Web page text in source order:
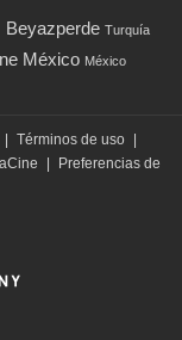
Beyazperde Turquía
México México
Términos de uso
Preferencias de